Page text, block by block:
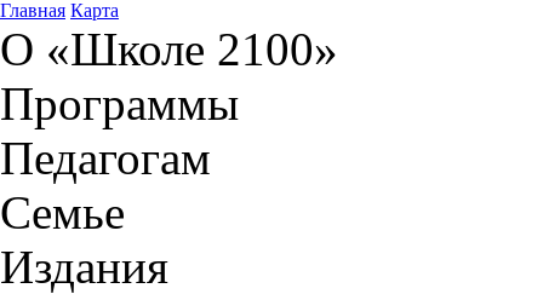
Главная Карта
О «Школе 2100»
Программы
Педагогам
Семье
Издания